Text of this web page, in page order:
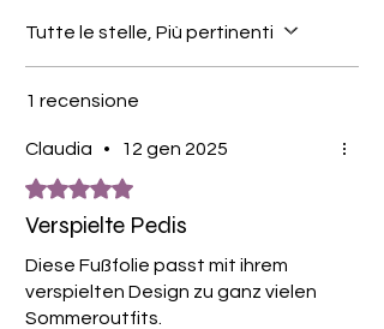
Tutte le stelle, Più pertinenti
1 recensione
Claudia • 12 gen 2025
Valutazione 5 stelle su 5.
Verspielte Pedis
Diese Fußfolie passt mit ihrem
verspielten Design zu ganz vielen
Sommeroutfits.